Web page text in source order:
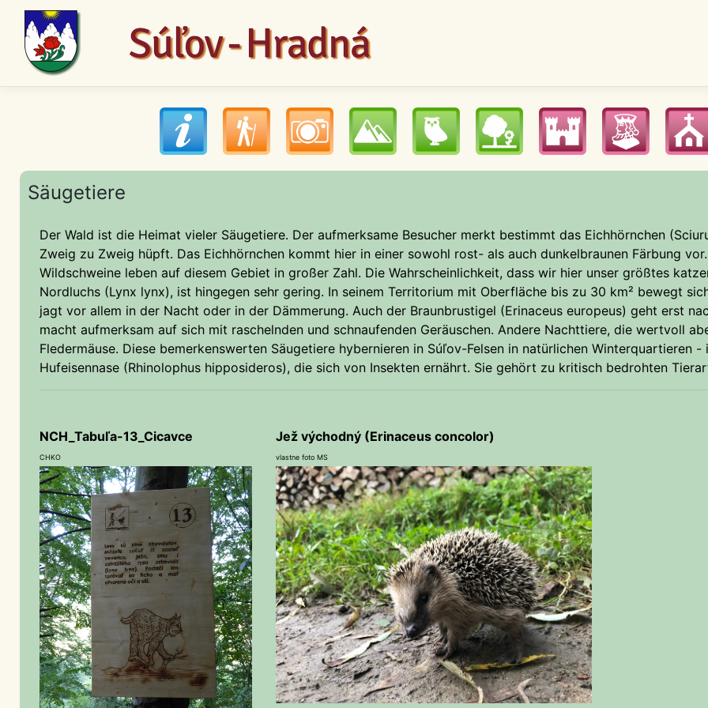
Säugetiere
Der Wald ist die Heimat vieler Säugetiere. Der aufmerksame Besucher merkt bestimmt das Eichhörnchen
Zweig zu Zweig hüpft. Das Eichhörnchen kommt hier in einer sowohl rost- als auch dunkelbraunen Färbung
Wildschweine leben auf diesem Gebiet in großer Zahl. Die Wahrscheinlichkeit, dass wir hier unser größtes katzenartiges Raubtier treffen – den
Nordluchs (Lynx lynx), ist hingegen sehr gering. In seinem Territorium mit Oberfläche bis zu 30 km² bewegt
jagt vor allem in der Nacht oder in der Dämmerung. Auch der Braunbrustigel (Erinaceus europeus) geht erst nach dem Sonnenuntergang raus. Er
macht aufmerksam auf sich mit raschelnden und schnaufenden Geräuschen. Andere Nachttiere, die wertvoll aber wenig bekannt sind, sind
Fledermäuse. Diese bemerkenswerten Säugetiere hybernieren in Súľov-Felsen in natürlichen Winterquartieren - in Höhlen. Nicht zu vergessen die
Hufeisennase (Rhinolophus hipposideros), die sich von Insekten ernährt. Sie gehört zu kritisch bedrohten
NCH_Tabuľa-13_Cicavce
CHKO
Jež východný (Erinaceus concolor)
vlastne foto MS